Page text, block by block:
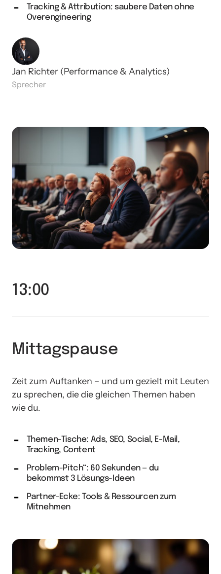
Tracking & Attribution: saubere Daten ohne
Overengineering
Jan Richter (Performance & Analytics)
Sprecher
13:00
Mittagspause
Zeit zum Auftanken – und um gezielt mit Leuten
zu sprechen, die die gleichen Themen haben
wie du.
Themen-Tische: Ads, SEO, Social, E-Mail,
Tracking, Content
Problem-Pitch“: 60 Sekunden — du
bekommst 3 Lösungs-Ideen
Partner-Ecke: Tools & Ressourcen zum
Mitnehmen